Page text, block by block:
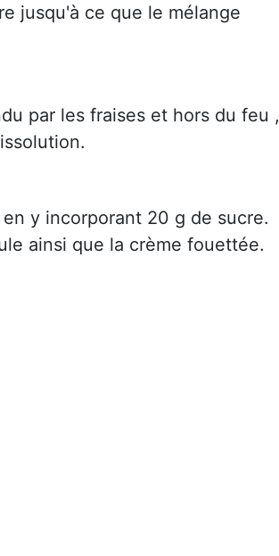
jusqu'à ce que le mélange
par les fraises et hors du feu ,
y incorporant 20 g de sucre.
ainsi que la crème fouettée.